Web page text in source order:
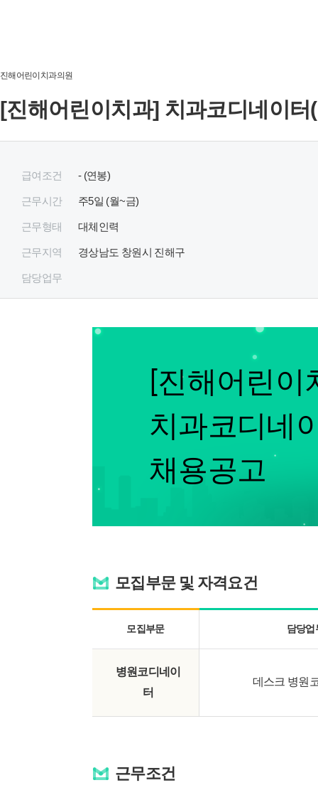
진해어린이치과의원
[진해어린이치과] 치과코디네이
급여조건 - (연봉)
근무시간 주5일 (월~금)
근무형태 대체인력
근무지역 경상남도 창원시 진해구
담당업무
[진해어린이
치과코디네
채용공고
모집부문 및 자격요건
모집부문 담당업
병원코디네이
터
데스크 병원
근무조건